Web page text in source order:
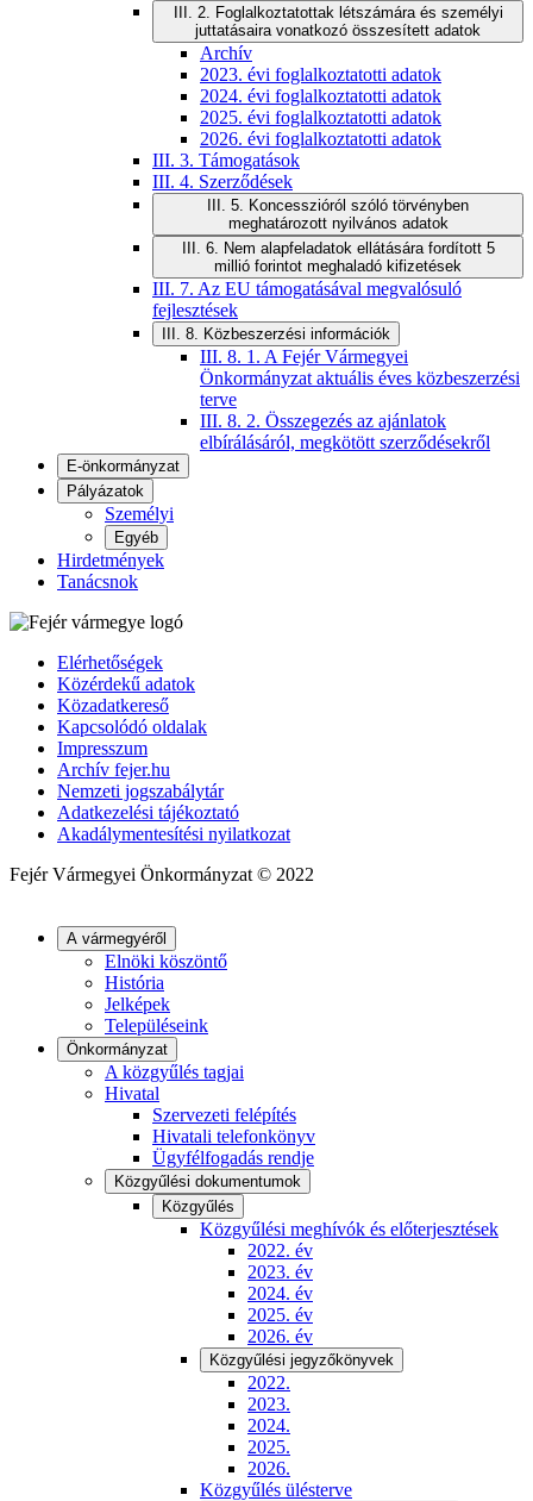
III. 2. Foglalkoztatottak létszámára és személyi
juttatásaira vonatkozó összesített adatok
Archív
2023. évi foglalkoztatotti adatok
2024. évi foglalkoztatotti adatok
2025. évi foglalkoztatotti adatok
2026. évi foglalkoztatotti adatok
III. 3. Támogatások
III. 4. Szerződések
III. 5. Koncesszióról szóló törvényben
meghatározott nyilvános adatok
III. 6. Nem alapfeladatok ellátására fordított 5
millió forintot meghaladó kifizetések
III. 7. Az EU támogatásával megvalósuló
fejlesztések
III. 8. Közbeszerzési információk
III. 8. 1. A Fejér Vármegyei
Önkormányzat aktuális éves közbeszerzési
terve
III. 8. 2. Összegezés az ajánlatok
elbírálásáról, megkötött szerződésekről
E-önkormányzat
Pályázatok
Személyi
Egyéb
Hirdetmények
Tanácsnok
Elérhetőségek
Közérdekű adatok
Közadatkereső
Kapcsolódó oldalak
Impresszum
Archív fejer.hu
Nemzeti jogszabálytár
Adatkezelési tájékoztató
Akadálymentesítési nyilatkozat
Fejér Vármegyei Önkormányzat © 2022
A vármegyéről
Elnöki köszöntő
História
Jelképek
Településeink
Önkormányzat
A közgyűlés tagjai
Hivatal
Szervezeti felépítés
Hivatali telefonkönyv
Ügyfélfogadás rendje
Közgyűlési dokumentumok
Közgyűlés
Közgyűlési meghívók és előterjesztések
2022. év
2023. év
2024. év
2025. év
2026. év
Közgyűlési jegyzőkönyvek
2022.
2023.
2024.
2025.
2026.
Közgyűlés ülésterve